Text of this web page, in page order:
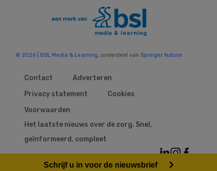
© 2026 | BSL Media & Learning, onderdeel van Springer Nature
Contact
Adverteren
Privacy statement
Cookies
Voorwaarden
Het laatste nieuws over de zorg. Snel,
geïnformeerd, compleet
Schrijf u in voor de nieuwsbrief